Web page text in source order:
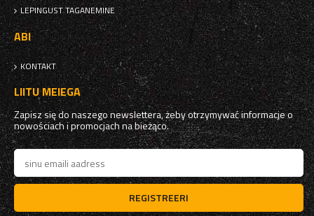
LEPINGUST TAGANEMINE
ABI
KONTAKT
LIITU MEIEGA
Zapisz się do naszego newslettera, żeby otrzymywać informacje o
nowościach i promocjach na bieżąco.
REGISTREERI